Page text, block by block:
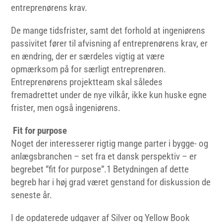
entreprenørens krav.
De mange tidsfrister, samt det forhold at ingeniørens
passivitet fører til afvisning af entreprenørens krav, er
en ændring, der er særdeles vigtig at være
opmærksom på for særligt entreprenøren.
Entreprenørens projektteam skal således
fremadrettet under de nye vilkår, ikke kun huske egne
frister, men også ingeniørens.
Fit for purpose
Noget der interesserer rigtig mange parter i bygge- og
anlægsbranchen – set fra et dansk perspektiv – er
begrebet ”fit for purpose”.1 Betydningen af dette
begreb har i høj grad været genstand for diskussion de
seneste år.
I de opdaterede udgaver af Silver og Yellow Book